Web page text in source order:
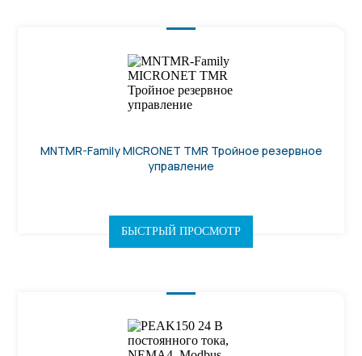
MNTMR-Family MICRONET TMR Тройное резервное
управление
БЫСТРЫЙ ПРОСМОТР